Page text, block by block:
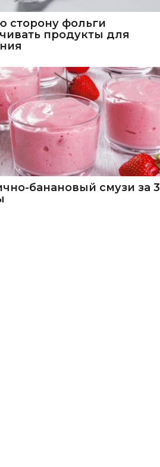
сторону фольги
продукты для
банановый смузи за 3